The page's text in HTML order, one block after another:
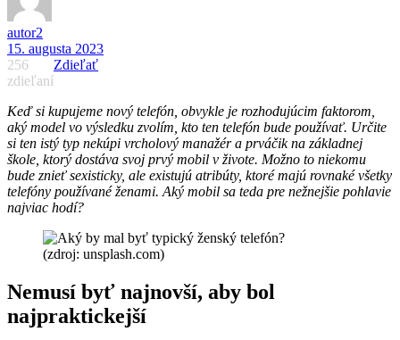
autor2
15. augusta 2023
256
zdieľaní
Zdieľať
Keď si kupujeme nový telefón, obvykle je rozhodujúcim faktorom,
aký model vo výsledku zvolím, kto ten telefón bude používať. Určite
si ten istý typ nekúpi vrcholový manažér a prváčik na základnej
škole, ktorý dostáva svoj prvý mobil v živote. Možno to niekomu
bude znieť sexisticky, ale existujú atribúty, ktoré majú rovnaké všetky
telefóny používané ženami. Aký mobil sa teda pre nežnejšie pohlavie
najviac hodí?
(zdroj: unsplash.com)
Nemusí byť najnovší, aby bol
najpraktickejší